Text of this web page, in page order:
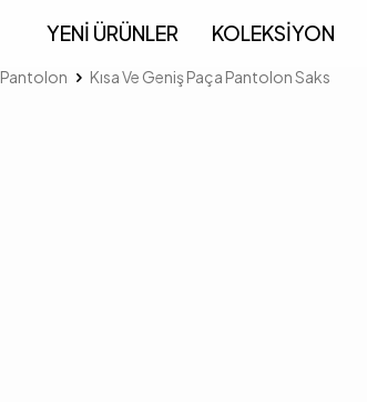
YENİ ÜRÜNLER KOLEKSİYON
Pantolon Kısa Ve Geniş Paça Pantolon Saks